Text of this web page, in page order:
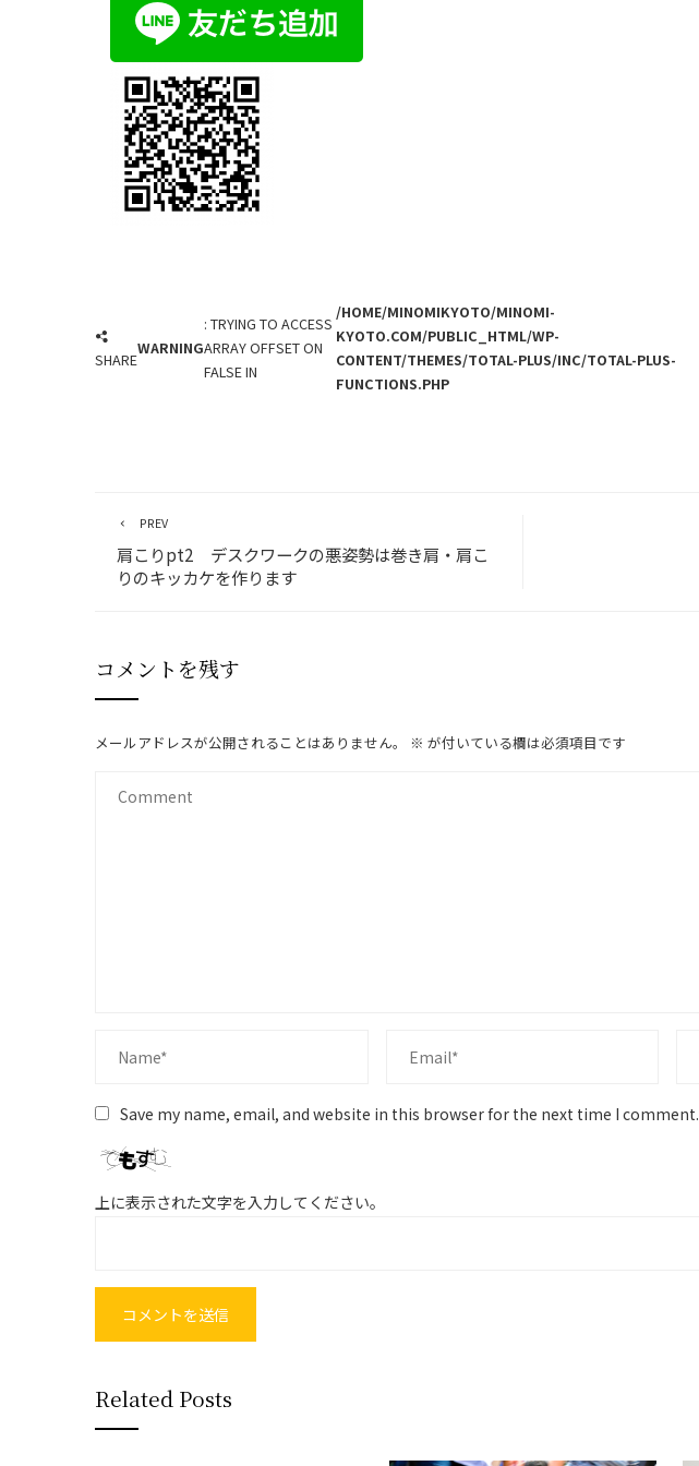
SHARE
WARNING
: TRYING TO ACCESS
ARRAY OFFSET ON
FALSE IN
/HOME/MINOMIKYOTO/MINOMI-
KYOTO.COM/PUBLIC_HTML/WP-
CONTENT/THEMES/TOTAL-PLUS/INC/TOTAL-PLUS-
FUNCTIONS.PHP
PREV
肩こりpt2 デスクワークの悪姿勢は巻き肩・肩こ
りのキッカケを作ります
コメントを残す
メールアドレスが公開されることはありません。 ※ が付いている欄は必須項目です
Save my name, email, and website in this browser for the next time I comment.
上に表示された文字を入力してください。
Related Posts